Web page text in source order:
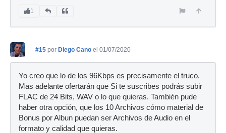
1
#15 por Diego Cano el 01/07/2020
Yo creo que lo de los 96Kbps es precisamente el truco.
Mas adelante ofertarán que Si te suscribes podrás subir
FLAC de 24 Bits, WAV o lo que quieras. También pude
haber otra opción, que los 10 Archivos cómo material de
Bonus por Albun puedan ser Archivos de Audio en el
formato y calidad que quieras.